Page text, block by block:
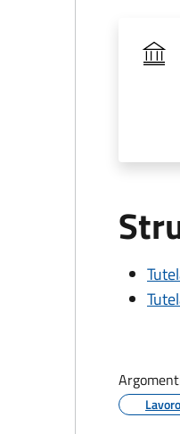
Lavoro